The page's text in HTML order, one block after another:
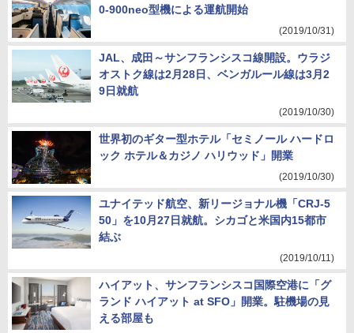
0-900neo型機による運航開始
(2019/10/31)
JAL、成田～サンフランシスコ線開設。ウラジ
オストク線は2月28日、ベンガルール線は3月2
9日就航
(2019/10/30)
世界初のギター型ホテル「セミノール ハードロ
ック ホテル＆カジノ ハリウッド」開業
(2019/10/30)
ユナイテッド航空、新リージョナル機「CRJ-5
50」を10月27日就航。シカゴと米国内15都市
結ぶ
(2019/10/11)
ハイアット、サンフランシスコ国際空港に「グ
ランド ハイアット at SFO」開業。駐機場の見
える部屋も